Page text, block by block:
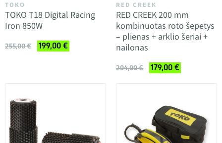
TOKO
TOKO T18 Digital Racing
Iron 850W
255,00 € 199,00 €
RED CREEK
RED CREEK 200 mm
kombinuotas roto šepetys
– plienas + arklio šeriai +
nailonas
204,00 € 179,00 €